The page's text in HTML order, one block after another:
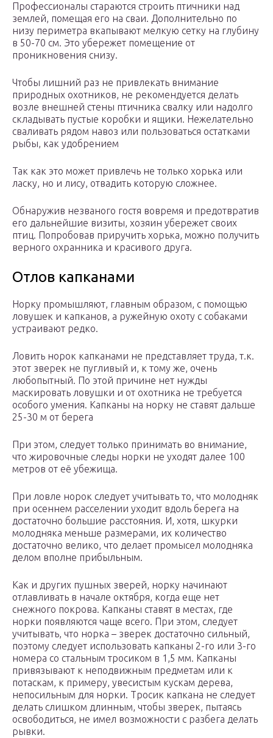
Профессионалы стараются строить птичники над
землей, помещая его на сваи. Дополнительно по
низу периметра вкапывают мелкую сетку на глубину
в 50-70 см. Это убережет помещение от
проникновения снизу.
Чтобы лишний раз не привлекать внимание
природных охотников, не рекомендуется делать
возле внешней стены птичника свалку или надолго
складывать пустые коробки и ящики. Нежелательно
сваливать рядом навоз или пользоваться остатками
рыбы, как удобрением
Так как это может привлечь не только хорька или
ласку, но и лису, отвадить которую сложнее.
Обнаружив незваного гостя вовремя и предотвратив
его дальнейшие визиты, хозяин убережет своих
птиц. Попробовав приручить хорька, можно получить
верного охранника и красивого друга.
Отлов капканами
Норку промышляют, главным образом, с помощью
ловушек и капканов, а ружейную охоту с собаками
устраивают редко.
Ловить норок капканами не представляет труда, т.к.
этот зверек не пугливый и, к тому же, очень
любопытный. По этой причине нет нужды
маскировать ловушки и от охотника не требуется
особого умения. Капканы на норку не ставят дальше
25-30 м от берега
При этом, следует только принимать во внимание,
что жировочные следы норки не уходят далее 100
метров от её убежища.
При ловле норок следует учитывать то, что молодняк
при осеннем расселении уходит вдоль берега на
достаточно большие расстояния. И, хотя, шкурки
молодняка меньше размерами, их количество
достаточно велико, что делает промысел молодняка
делом вполне прибыльным.
Как и других пушных зверей, норку начинают
отлавливать в начале октября, когда еще нет
снежного покрова. Капканы ставят в местах, где
норки появляются чаще всего. При этом, следует
учитывать, что норка – зверек достаточно сильный,
поэтому следует использовать капканы 2-го или 3-го
номера со стальным тросиком в 1,5 мм. Капканы
привязывают к неподвижным предметам или к
потаскам, к примеру, увесистым кускам дерева,
непосильным для норки. Тросик капкана не следует
делать слишком длинным, чтобы зверек, пытаясь
освободиться, не имел возможности с разбега делать
рывки.